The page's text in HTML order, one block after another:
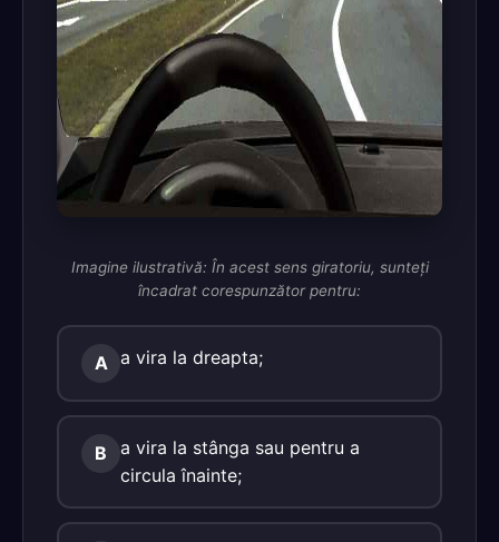
Imagine ilustrativă: În acest sens giratoriu, sunteţi
încadrat corespunzător pentru:
A a vira la dreapta;
B
a vira la stânga sau pentru a
circula înainte;